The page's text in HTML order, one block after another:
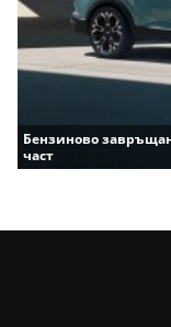
Бензиново
част